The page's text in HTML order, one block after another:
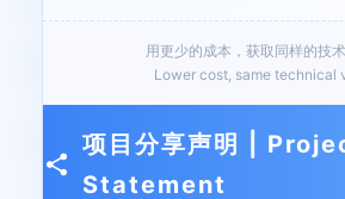
用更少的成本，获取同样的技术
Lower cost, same technical
项目分享声明 |
Statement